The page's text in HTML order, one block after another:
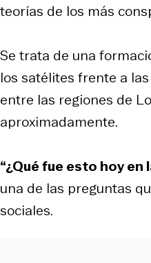
teorías de los más
Se trata de una
los satélites frente a
entre las regiones de
aproximadamente.
“¿Qué fue esto hoy en
una de las preguntas
sociales.